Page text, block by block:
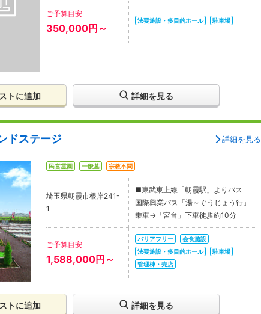
ご予算目安
350,000円～
法要施設・多目的ホール 駐車場
トに追加 詳細を見る
ドステージ 詳細を見る
民営霊園 一般墓 宗教不問
埼玉県朝霞市根岸241-
1
■東武東上線「朝霞駅」よりバス
国際興業バス「湯～ぐうじょう行」
乗車→「宮台」下車徒歩約10分
ご予算目安
1,588,000円～
バリアフリー
会食施設
法要施設・多目的ホール
駐車場
管理棟・売店
トに追加 詳細を見る